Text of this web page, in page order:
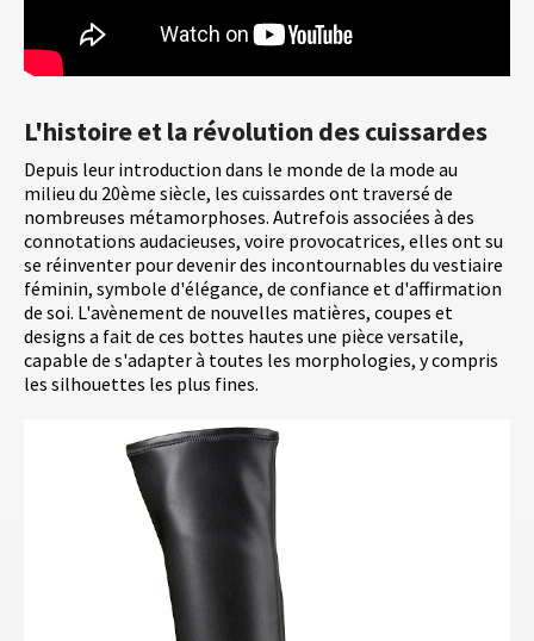
L'histoire et la révolution des cuissardes
Depuis leur introduction dans le monde de la mode au
milieu du 20ème siècle, les cuissardes ont traversé de
nombreuses métamorphoses. Autrefois associées à des
connotations audacieuses, voire provocatrices, elles ont su
se réinventer pour devenir des incontournables du vestiaire
féminin, symbole d'élégance, de confiance et d'affirmation
de soi. L'avènement de nouvelles matières, coupes et
designs a fait de ces bottes hautes une pièce versatile,
capable de s'adapter à toutes les morphologies, y compris
les silhouettes les plus fines.